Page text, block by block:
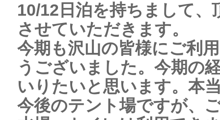
10/12日泊を持ちまして、
させていただきます。
今期も沢山の皆様にご利
うございました。今期の
いりたいと思います。本
今後のテント場ですが、